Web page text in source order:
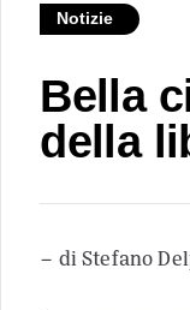
Notizie
Bella
della
– di Stefano